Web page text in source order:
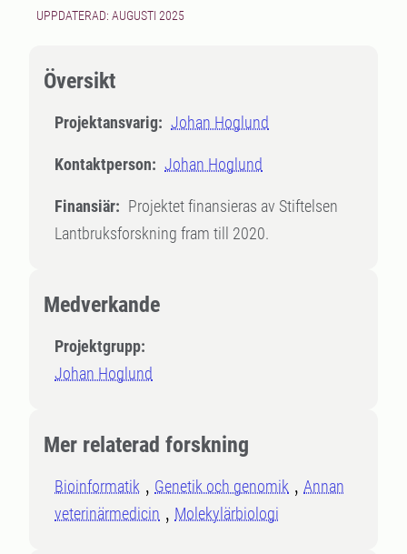
UPPDATERAD: AUGUSTI 2025
Översikt
Projektansvarig: Johan Hoglund
Kontaktperson: Johan Hoglund
Finansiär: Projektet finansieras av Stiftelsen
Lantbruksforskning fram till 2020.
Medverkande
Projektgrupp:
Johan Hoglund
Mer relaterad forskning
Bioinformatik Genetik och genomik
Annan
veterinärmedicin
Molekylärbiologi